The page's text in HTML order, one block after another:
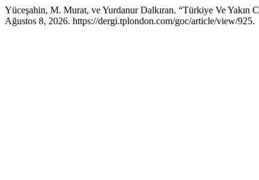
Yüceşahin, M. Murat, ve Yurdanur Dalkıran. “Türkiye Ve
Ağustos 8, 2026. https://dergi.tplondon.com/goc/article/view/925.